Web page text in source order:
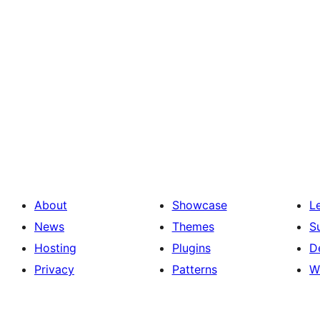
About
News
Hosting
Privacy
Showcase
Themes
Plugins
Patterns